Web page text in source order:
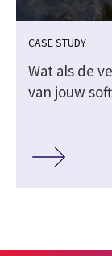
CASE STUDY
Wat als de
van jouw